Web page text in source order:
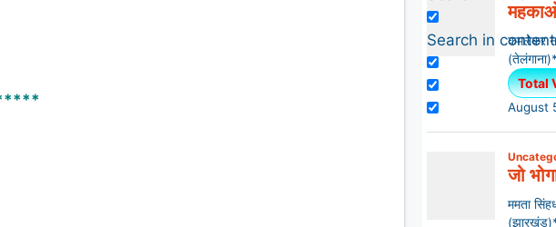
Search in content